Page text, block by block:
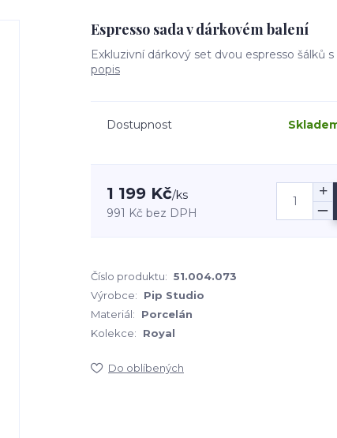
Espresso sada v dárkovém balení
Exkluzivní dárkový set dvou espresso šálků
popis
Dostupnost
1 199 Kč/ks
991 Kč bez DPH
Číslo produktu: 51.004.073
Výrobce:
Pip Studio
Materiál:
Porcelán
Kolekce:
Royal
Do oblíbených